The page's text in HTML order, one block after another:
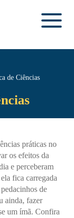
de Ciências
práticas no
os efeitos da
e perceberam
fica carregada
de
ainda, fazer
um ímã. Confira